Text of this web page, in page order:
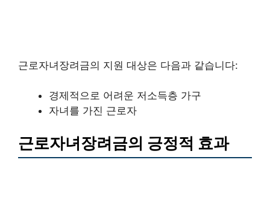
근로자녀장려금의 지원 대상은 다음과 같습니다:
경제적으로 어려운 저소득층 가구
자녀를 가진 근로자
근로자녀장려금의 긍정적 효과